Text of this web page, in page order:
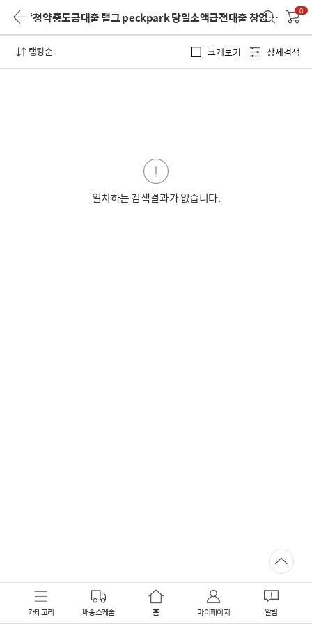
‘청약중도금대출 탤그 peckpark 당일소액급전대출 창업대출종류 페크박컨설팅 양산시 기대출과다자 작업대출 방법’ 0
랭킹순 크게보기 상세검색
일치하는 검색결과가 없습니다.
카테고리 배송스케줄 홈 마이페이지 알림